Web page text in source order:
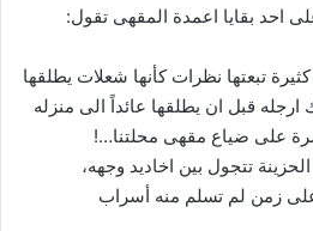
احد بقايا اعمدة المقهى تقول:
تبعتها نظرات كأنها شعلات يطلقها
قبل ان يطلقها عائداً الى منزله
على ضياع مقهى محلتنا…!
تتجول بين اخاديد وجهه،
على زمن لم تسلم منه أسراب